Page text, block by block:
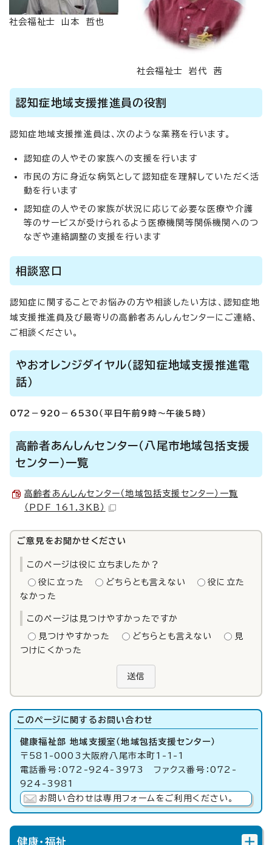
社会福祉士 山本 哲也
社会福祉士 岩代 茜
認知症地域支援推進員の役割
認知症地域支援推進員は、次のような業務を行います。
認知症の人やその家族への支援を行います
市民の方に身近な病気として認知症を理解していただく活
動を行います
認知症の人やその家族が状況に応じて必要な医療や介護
等のサービスが受けられるよう医療機関等関係機関へのつ
なぎや連絡調整の支援を行います
相談窓口
認知症に関することでお悩みの方や相談したい方は、認知症地
域支援推進員及び最寄りの高齢者あんしんセンターにご連絡、
ご相談ください。
やおオレンジダイヤル（認知症地域支援推進電
話）
072－920－6530（平日午前9時～午後5時）
高齢者あんしんセンター（八尾市地域包括支援
センター）一覧
高齢者あんしんセンター（地域包括支援センター）一覧
（PDF 161.3KB）
ご意見をお聞かせください
このページは役に立ちましたか？
役に立った どちらとも言えない
役に立た
なかった
このページは見つけやすかったですか
見つけやすかった どちらとも言えない
見
つけにくかった
送信
このページに関する お問い合わせ
健康福祉部 地域支援室（地域包括支援センター）
〒581-0003大阪府八尾市本町1-1-1
電話番号：072-924-3973 ファクス番号：072-
924-3981
お問い合わせは専用フォームをご利用ください。
健康・福祉